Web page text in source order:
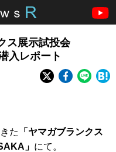
ス展示試投会
入レポート
た
「ヤマガブランクス
」 にて。